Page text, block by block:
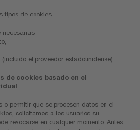
tipos de cookies:
necesarias.
el proveedor estadounidense)
de cookies basado en el
o permitir que se procesen datos en el
solicitamos a los usuarios su
revocarse en cualquier momento. Antes